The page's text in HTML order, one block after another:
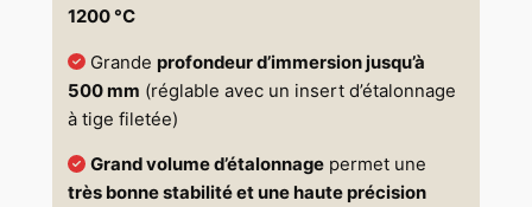
1200 °C
Grandeprofondeur d’immersion jusqu’à
500 mm (réglable avec un insert d’étalonnage
à tige filetée)
Grand volume d’étalonnage permet une
très bonne stabilité et une haute précision